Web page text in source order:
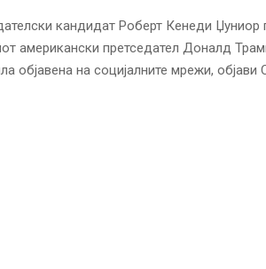
кандидат Роберт Кенеди Џуниор
американски претседател Доналд
објавена на социјалните мрежи, објави